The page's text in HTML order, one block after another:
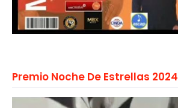
Premio Noche De Estrellas 2024